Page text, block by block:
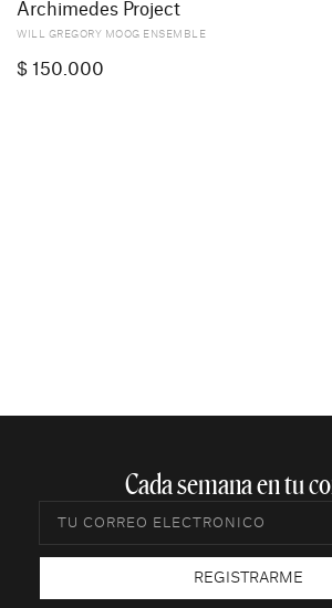
Archimedes Project
WILL GREGORY MOOG ENSEMBLE
$ 150.000
Cada semana en tu
REGISTRARME